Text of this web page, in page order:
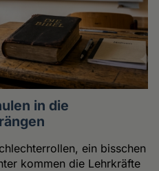
in die
ein bisschen
kommen die Lehrkräfte